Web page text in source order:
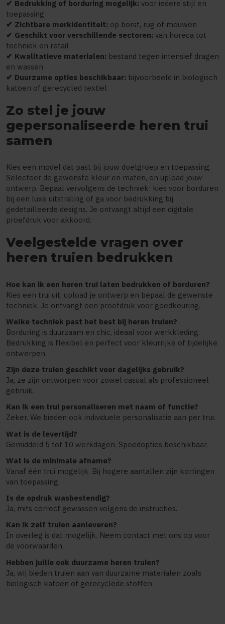
✔ Bedrukking of borduring mogelijk: voor iedere stijl en
toepassing
✔ Zichtbare merkidentiteit: op borst, rug of mouwen
✔ Geschikt voor verschillende sectoren: van horeca tot
techniek en retail
✔ Kwalitatieve materialen: bestand tegen intensief dragen
en wassen
✔ Duurzame opties beschikbaar: bijvoorbeeld in biologisch
katoen of gerecycled textiel
Zo stel je jouw
gepersonaliseerde heren trui
samen
Kies een model dat past bij jouw doelgroep en toepassing.
Selecteer de gewenste kleur en maten, en upload jouw
ontwerp. Bepaal vervolgens de techniek: kies voor borduren
bij een luxe uitstraling of ga voor bedrukking bij
gedetailleerde designs. Je ontvangt altijd een digitale
proefdruk voor akkoord.
Veelgestelde vragen over
heren truien bedrukken
Hoe kan ik een heren trui laten bedrukken of borduren?
Kies een trui uit, upload je ontwerp en bepaal de gewenste
techniek. Je ontvangt een proefdruk voor goedkeuring.
Welke techniek past het best bij heren truien?
Borduring is duurzaam en chic, ideaal voor werkkleding.
Bedrukking is flexibel en perfect voor kleurrijke of tijdelijke
ontwerpen.
Zijn deze truien geschikt voor dagelijks gebruik?
Ja, ze zijn ontworpen voor zowel casual als professioneel
gebruik.
Kan ik een trui personaliseren met naam of functie?
Zeker. We bieden ook individuele personalisatie aan per trui.
Wat is de levertijd?
Gemiddeld 5 tot 10 werkdagen. Spoedopties beschikbaar.
Wat is de minimale afname?
Vanaf één trui mogelijk. Bij hogere aantallen zijn kortingen
van toepassing.
Is de opdruk wasbestendig?
Ja, mits correct gewassen volgens de instructies.
Kan ik zelf truien aanleveren?
In overleg is dat mogelijk. Neem contact met ons op voor
de voorwaarden.
Hebben jullie ook duurzame heren truien?
Ja, wij bieden truien aan van duurzame materialen zoals
biologisch katoen of gerecyclede stoffen.